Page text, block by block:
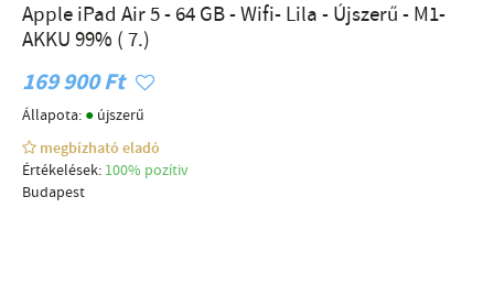
Apple iPad Air 5 - 64 GB - Wifi- Lila - Újszerű - M1-
AKKU 99% ( 7.)
169 900 Ft
Állapota: ● újszerű
megbízható eladó
Értékelések: 100% pozítiv
Budapest